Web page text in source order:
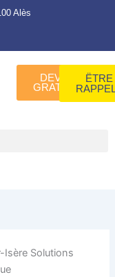
Alès
DEVIS
GRATUIT
ËTRE
Isère Solutions